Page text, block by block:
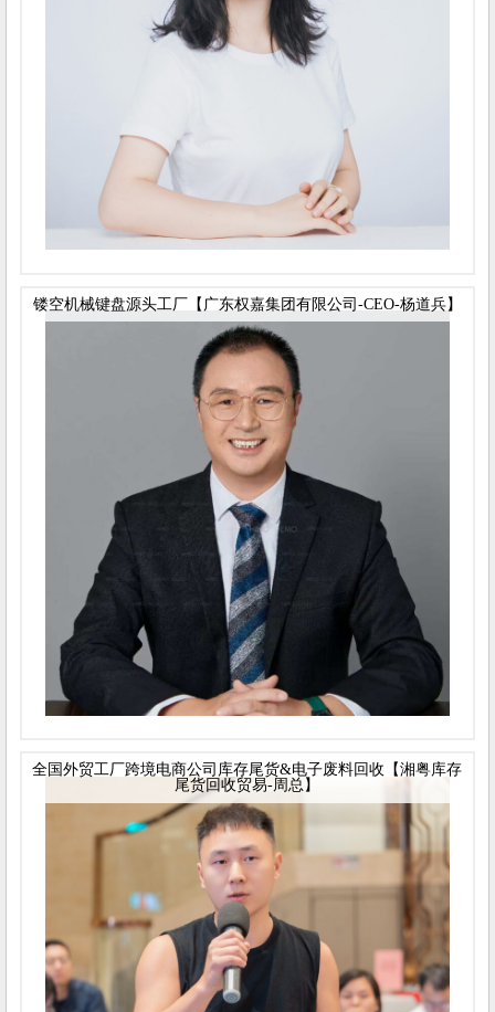
镂空机械键盘源头工厂【广东权嘉集团有限公司-CEO-杨道兵】
全国外贸工厂跨境电商公司库存尾货&电子废料回收【湘粤库存
尾货回收贸易-周总】